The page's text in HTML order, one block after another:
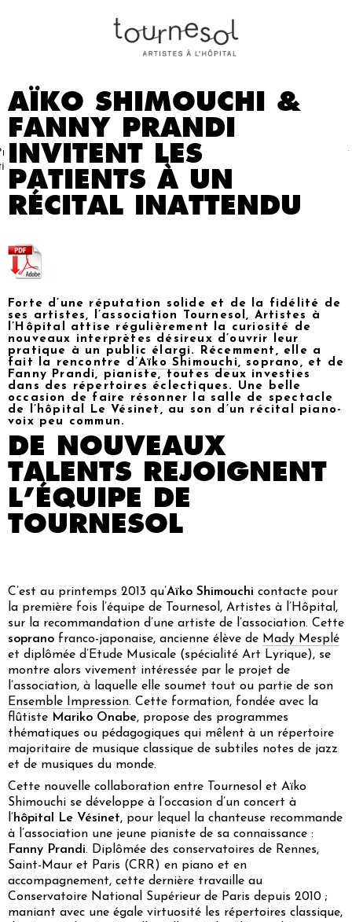
Nos
artistes
Partenaires
soutenir
Contact
AÏKO SHIMOUCHI &
FANNY PRANDI
INVITENT LES
PATIENTS À UN
RÉCITAL INATTENDU
Forte d’une réputation solide et de la fidélité de
ses artistes, l’association Tournesol, Artistes à
l’Hôpital attise régulièrement la curiosité de
nouveaux interprètes désireux d’ouvrir leur
pratique à un public élargi. Récemment, elle a
fait la rencontre d’Aïko Shimouchi, soprano, et de
Fanny Prandi, pianiste, toutes deux investies
dans des répertoires éclectiques. Une belle
occasion de faire résonner la salle de spectacle
de l’hôpital Le Vésinet, au son d’un récital piano-
voix peu commun.
DE NOUVEAUX
TALENTS REJOIGNENT
L’ÉQUIPE DE
TOURNESOL
C’est au printemps 2013 qu’Aïko Shimouchi contacte pour
la première fois l’équipe de Tournesol, Artistes à l’Hôpital,
sur la recommandation d’une artiste de l’association. Cette
soprano franco-japonaise, ancienne élève de Mady Mesplé
et diplômée d’Etude Musicale (spécialité Art Lyrique), se
montre alors vivement intéressée par le projet de
l’association, à laquelle elle soumet tout ou partie de son
Ensemble Impression. Cette formation, fondée avec la
flûtiste Mariko Onabe, propose des programmes
thématiques ou pédagogiques qui mêlent à un répertoire
majoritaire de musique classique de subtiles notes de jazz
et de musiques du monde.
Cette nouvelle collaboration entre Tournesol et Aïko
Shimouchi se développe à l’occasion d’un concert à
l’hôpital Le Vésinet, pour lequel la chanteuse recommande
à l’association une jeune pianiste de sa connaissance :
Fanny Prandi. Diplômée des conservatoires de Rennes,
Saint-Maur et Paris (CRR) en piano et en
accompagnement, cette dernière travaille au
Conservatoire National Supérieur de Paris depuis 2010 ;
maniant avec une égale virtuosité les répertoires classique,